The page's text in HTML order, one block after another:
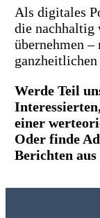
Als digitales
die nachhaltig
übernehmen
Werde Teil
einer
Oder finde
Berichten